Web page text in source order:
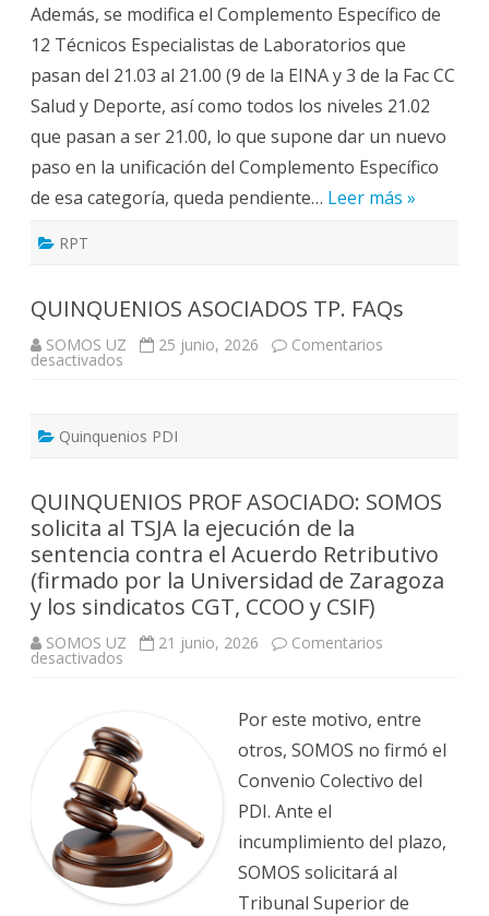
PTGAS
ha
acordado
una
modificación
de
la
RPT
que
supone
la
creación
de
32
en
grupos
altos
y
en
Además, se modifica el Complemento Específico de
12 Técnicos Especialistas de Laboratorios que
pasan del 21.03 al 21.00 (9 de la EINA y 3 de la Fac CC
Salud y Deporte, así como todos los niveles 21.02
que pasan a ser 21.00, lo que supone dar un nuevo
paso en la unificación del Complemento Específico
de esa categoría, queda pendiente… Leer más »
RPT
QUINQUENIOS ASOCIADOS TP. FAQs
SOMOS UZ 25 junio, 2026 Comentarios
desactivados
Quinquenios PDI
QUINQUENIOS PROF ASOCIADO: SOMOS
solicita al TSJA la ejecución de la
sentencia contra el Acuerdo Retributivo
(firmado por la Universidad de Zaragoza
y los sindicatos CGT, CCOO y CSIF)
SOMOS UZ 21 junio, 2026 Comentarios
desactivados
solicita
al
TSJA
la
ejecución
de
la
sentencia
contra
el
Acuerdo
Retributivo
Por este motivo, entre
otros, SOMOS no firmó el
Convenio Colectivo del
PDI. Ante el
incumplimiento del plazo,
SOMOS solicitará al
Tribunal Superior de